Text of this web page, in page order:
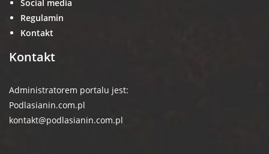
Social media
Regulamin
Kontakt
Kontakt
Administratorem portalu jest:
Podlasianin.com.pl
kontakt@podlasianin.com.pl